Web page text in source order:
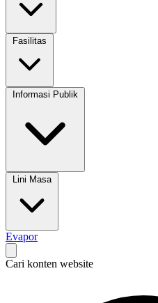
Fasilitas
Informasi Publik
Lini Masa
Evapor
Cari konten website